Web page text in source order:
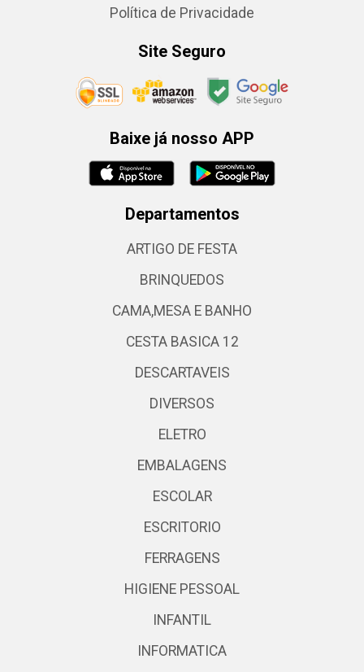
Política de Privacidade
Site Seguro
Baixe já nosso APP
Departamentos
ARTIGO DE FESTA
BRINQUEDOS
CAMA,MESA E BANHO
CESTA BASICA 12
DESCARTAVEIS
DIVERSOS
ELETRO
EMBALAGENS
ESCOLAR
ESCRITORIO
FERRAGENS
HIGIENE PESSOAL
INFANTIL
INFORMATICA